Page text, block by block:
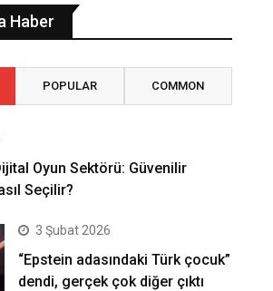
Haber
POPULAR COMMON
Oyun Sektörü: Güvenilir
Seçilir?
3 Şubat 2026
“Epstein adasındaki Türk çocuk”
dendi, gerçek çok diğer çıktı